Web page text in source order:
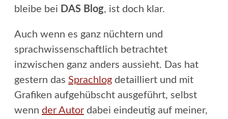
bleibe bei DAS Blog, ist doch klar.
Auch wenn es ganz nüchtern und
sprachwissenschaftlich betrachtet
inzwischen ganz anders aussieht. Das hat
gestern das Sprachlog detailliert und mit
Grafiken aufgehübscht ausgeführt, selbst
wenn der Autor dabei eindeutig auf meiner,